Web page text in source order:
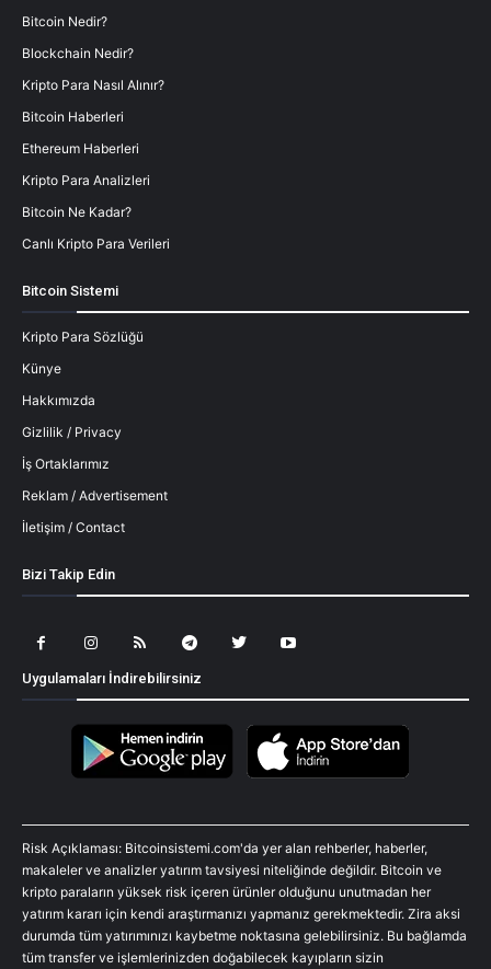
Bitcoin Nedir?
Blockchain Nedir?
Kripto Para Nasıl Alınır?
Bitcoin Haberleri
Ethereum Haberleri
Kripto Para Analizleri
Bitcoin Ne Kadar?
Canlı Kripto Para Verileri
Bitcoin Sistemi
Kripto Para Sözlüğü
Künye
Hakkımızda
Gizlilik / Privacy
İş Ortaklarımız
Reklam / Advertisement
İletişim / Contact
Bizi Takip Edin
Uygulamaları İndirebilirsiniz
Risk Açıklaması: Bitcoinsistemi.com'da yer alan rehberler, haberler,
makaleler ve analizler yatırım tavsiyesi niteliğinde değildir. Bitcoin ve
kripto paraların yüksek risk içeren ürünler olduğunu unutmadan her
yatırım kararı için kendi araştırmanızı yapmanız gerekmektedir. Zira aksi
durumda tüm yatırımınızı kaybetme noktasına gelebilirsiniz. Bu bağlamda
tüm transfer ve işlemlerinizden doğabilecek kayıpların sizin